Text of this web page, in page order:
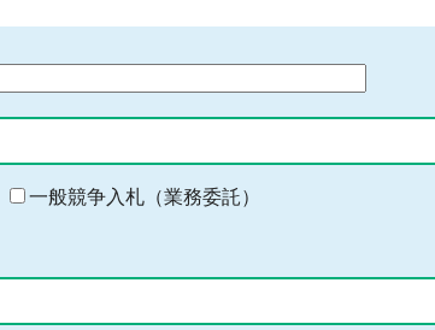
一般競争入札（業務委託）